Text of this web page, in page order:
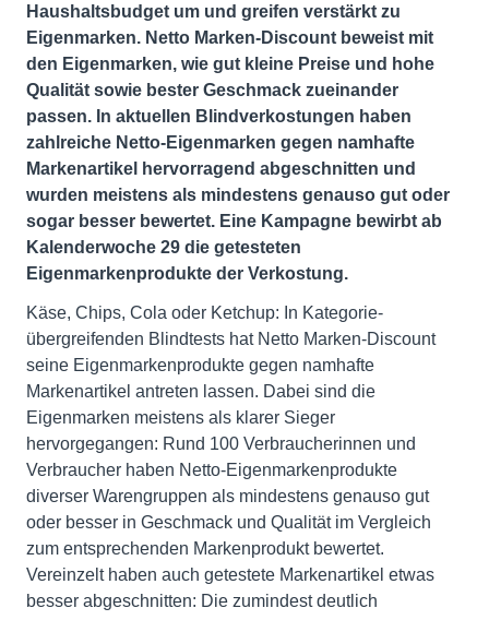
Haushaltsbudget um und greifen verstärkt zu
Eigenmarken. Netto Marken-Discount beweist mit
den Eigenmarken, wie gut kleine Preise und hohe
Qualität sowie bester Geschmack zueinander
passen. In aktuellen Blindverkostungen haben
zahlreiche Netto-Eigenmarken gegen namhafte
Markenartikel hervorragend abgeschnitten und
wurden meistens als mindestens genauso gut oder
sogar besser bewertet. Eine Kampagne bewirbt ab
Kalenderwoche 29 die getesteten
Eigenmarkenprodukte der Verkostung.
Käse, Chips, Cola oder Ketchup: In Kategorie-
übergreifenden Blindtests hat Netto Marken-Discount
seine Eigenmarkenprodukte gegen namhafte
Markenartikel antreten lassen. Dabei sind die
Eigenmarken meistens als klarer Sieger
hervorgegangen: Rund 100 Verbraucherinnen und
Verbraucher haben Netto-Eigenmarkenprodukte
diverser Warengruppen als mindestens genauso gut
oder besser in Geschmack und Qualität im Vergleich
zum entsprechenden Markenprodukt bewertet.
Vereinzelt haben auch getestete Markenartikel etwas
besser abgeschnitten: Die zumindest deutlich